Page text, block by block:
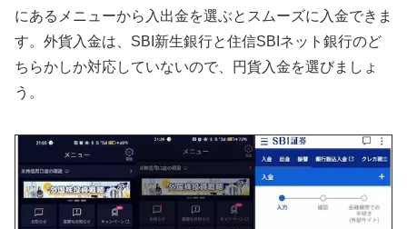
にあるメニューから入出金を選ぶとスムーズに入金できま
す。外貨入金は、SBI新生銀行と住信SBIネット銀行のど
ちらかしか対応していないので、円貨入金を選びましょ
う。